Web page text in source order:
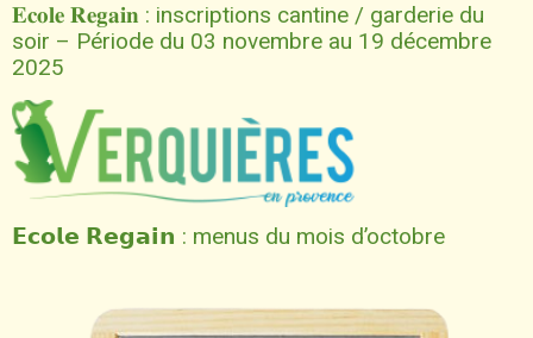
𝐄𝐜𝐨𝐥𝐞 𝐑𝐞𝐠𝐚𝐢𝐧 : inscriptions cantine / garderie du
soir – Période du 03 novembre au 19 décembre
2025
𝗘𝗰𝗼𝗹𝗲 𝗥𝗲𝗴𝗮𝗶𝗻 : menus du mois d’octobre